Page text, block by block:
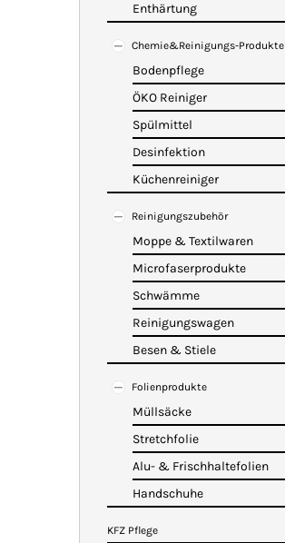
Enthärtung
Chemie&Reinigungs-Produkte
Bodenpflege
ÖKO Reiniger
Spülmittel
Desinfektion
Küchenreiniger
Reinigungszubehör
Moppe & Textilwaren
Microfaserprodukte
Schwämme
Reinigungswagen
Besen & Stiele
Folienprodukte
Müllsäcke
Stretchfolie
Alu- & Frischhaltefolien
Handschuhe
KFZ Pflege